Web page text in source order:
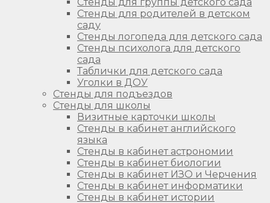
Стенды для родителей в детском
саду
Стенды логопеда для детского сада
Стенды психолога для детского
сада
Таблички для детского сада
Уголки в ДОУ
Стенды для подъездов
Стенды для школы
Визитные карточки школы
Стенды в кабинет английского
языка
Стенды в кабинет астрономии
Стенды в кабинет биологии
Стенды в кабинет ИЗО и Черчения
Стенды в кабинет информатики
Стенды в кабинет истории